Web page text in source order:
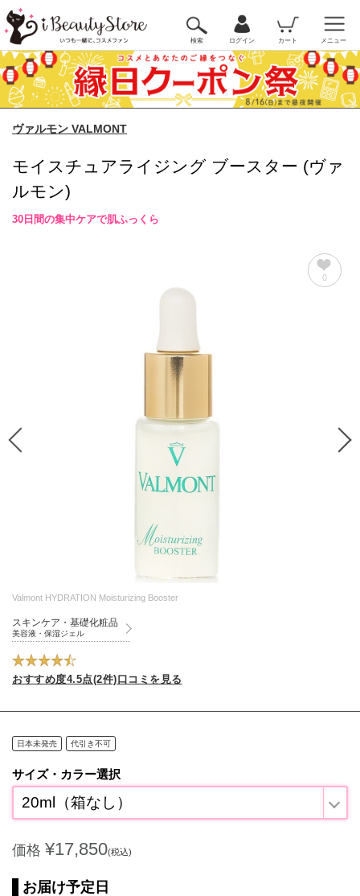
検索 ログイン カート メニュー
ヴァルモン VALMONT
モイスチュアライジング ブースター (ヴァ
ルモン)
30日間の集中ケアで肌ふっくら
0
Valmont HYDRATION Moisturizing Booster
スキンケア・基礎化粧品
美容液・保湿ジェル
おすすめ度4.5点(2件)口コミを見る
日本未発売 代引き不可
サイズ・カラー選択
20ml（箱なし）
価格 ¥17,850(税込)
お届け予定日